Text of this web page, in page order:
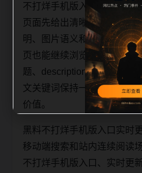
不打烊手机版入口、实时更
页面先给出清晰主题，再补
明、图片语义和可点击入口
页也能继续浏览同类内容。
题、description、canonical
文关键词保持一致，避免只
价值。
黑料不打烊手机版入口实时
移动端搜索和站内连续阅读
不打烊手机版入口、实时更